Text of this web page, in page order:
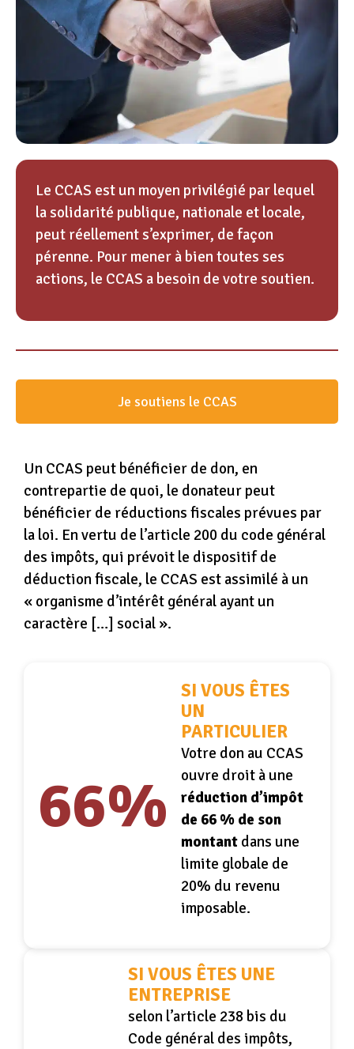
Le CCAS est un moyen privilégié par lequel
la solidarité publique, nationale et locale,
peut réellement s’exprimer, de façon
pérenne. Pour mener à bien toutes ses
actions, le CCAS a besoin de votre soutien.
Je soutiens le CCAS
Un CCAS peut bénéficier de don, en
contrepartie de quoi, le donateur peut
bénéficier de réductions fiscales prévues par
la loi. En vertu de l’article 200 du code général
des impôts, qui prévoit le dispositif de
déduction fiscale, le CCAS est assimilé à un
« organisme d’intérêt général ayant un
caractère […] social ».
66%
SI VOUS ÊTES
UN
PARTICULIER
Votre don au CCAS
ouvre droit à une
réduction d’impôt
de 66 % de son
montant dans une
limite globale de
20% du revenu
imposable.
SI VOUS ÊTES UNE
ENTREPRISE
selon l’article 238 bis du
Code général des impôts,